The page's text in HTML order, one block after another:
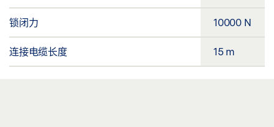
锁闭力 10000 N
连接电缆长度 15 m